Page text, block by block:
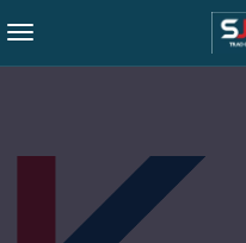
Toggle
navigation